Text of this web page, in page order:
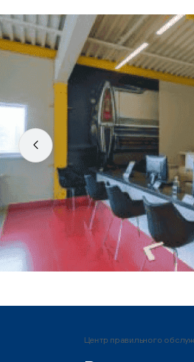
Центр правильного